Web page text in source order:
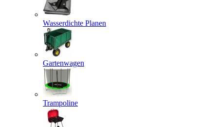
Wasserdichte Planen
Gartenwagen
Trampoline